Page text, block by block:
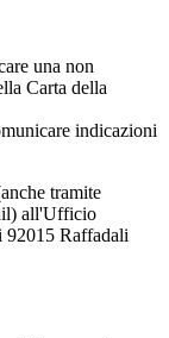
una non
Carta della
indicazioni
tramite
all'Ufficio
92015 Raffadali